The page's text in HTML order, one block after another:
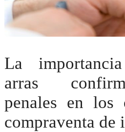
La
arras
penales en los
compraventa de